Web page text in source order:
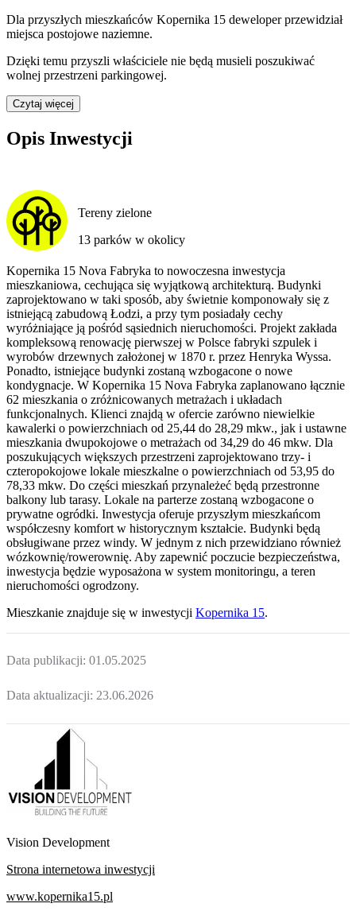
Dla przyszłych mieszkańców Kopernika 15 deweloper przewidział
miejsca postojowe naziemne.
Dzięki temu przyszli właściciele nie będą musieli poszukiwać
wolnej przestrzeni parkingowej.
Czytaj więcej
Opis Inwestycji
Tereny zielone
13 parków w okolicy
Kopernika 15 Nova Fabryka to nowoczesna inwestycja
mieszkaniowa, cechująca się wyjątkową architekturą. Budynki
zaprojektowano w taki sposób, aby świetnie komponowały się z
istniejącą zabudową Łodzi, a przy tym posiadały cechy
wyróżniające ją pośród sąsiednich nieruchomości. Projekt zakłada
kompleksową renowację pierwszej w Polsce fabryki szpulek i
wyrobów drzewnych założonej w 1870 r. przez Henryka Wyssa.
Ponadto, istniejące budynki zostaną wzbogacone o nowe
kondygnacje. W Kopernika 15 Nova Fabryka zaplanowano łącznie
62 mieszkania o zróżnicowanych metrażach i układach
funkcjonalnych. Klienci znajdą w ofercie zarówno niewielkie
kawalerki o powierzchniach od 25,44 do 28,29 mkw., jak i ustawne
mieszkania dwupokojowe o metrażach od 34,29 do 46 mkw. Dla
poszukujących większych przestrzeni zaprojektowano trzy- i
czteropokojowe lokale mieszkalne o powierzchniach od 53,95 do
78,33 mkw. Do części mieszkań przynależeć będą przestronne
balkony lub tarasy. Lokale na parterze zostaną wzbogacone o
prywatne ogródki. Inwestycja oferuje przyszłym mieszkańcom
współczesny komfort w historycznym kształcie. Budynki będą
obsługiwane przez windy. W jednym z nich przewidziano również
wózkownię/rowerownię. Aby zapewnić poczucie bezpieczeństwa,
inwestycja będzie wyposażona w system monitoringu, a teren
nieruchomości ogrodzony.
Mieszkanie znajduje się w inwestycji Kopernika 15.
Data publikacji: 01.05.2025
Data aktualizacji: 23.06.2026
Vision Development
Strona internetowa inwestycji
www.kopernika15.pl